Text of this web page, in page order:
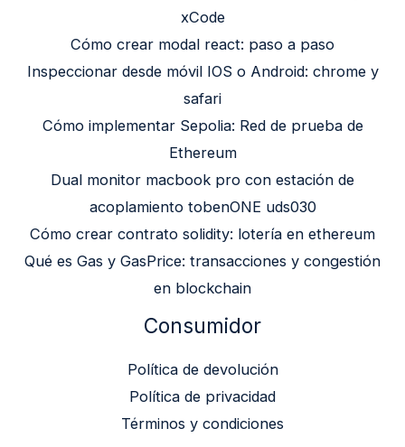
xCode
Cómo crear modal react: paso a paso
Inspeccionar desde móvil IOS o Android: chrome y
safari
Cómo implementar Sepolia: Red de prueba de
Ethereum
Dual monitor macbook pro con estación de
acoplamiento tobenONE uds030
Cómo crear contrato solidity: lotería en ethereum
Qué es Gas y GasPrice: transacciones y congestión
en blockchain
Consumidor
Política de devolución
Política de privacidad
Términos y condiciones